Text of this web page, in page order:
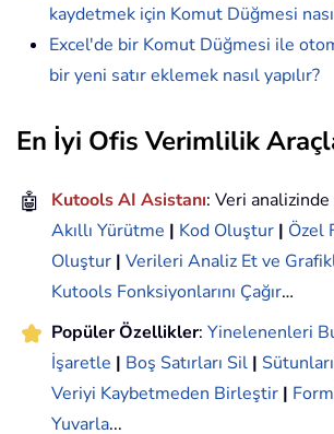
kaydetmek için Komut Düğmesi
Excel'de bir Komut Düğmesi ile
bir yeni satır eklemek nasıl yapılır?
En İyi Ofis Verimlilik
🤖 Kutools AI Asistanı: Veri
Akıllı Yürütme | Kod Oluştur | Özel
Oluştur | Verileri Analiz Et ve
Kutools Fonksiyonlarını Çağır…
Popüler Özellikler: Yinelenenleri
İşaretle | Boş Satırları Sil |
Veriyi Kaybetmeden Birleştir |
Yuvarla...